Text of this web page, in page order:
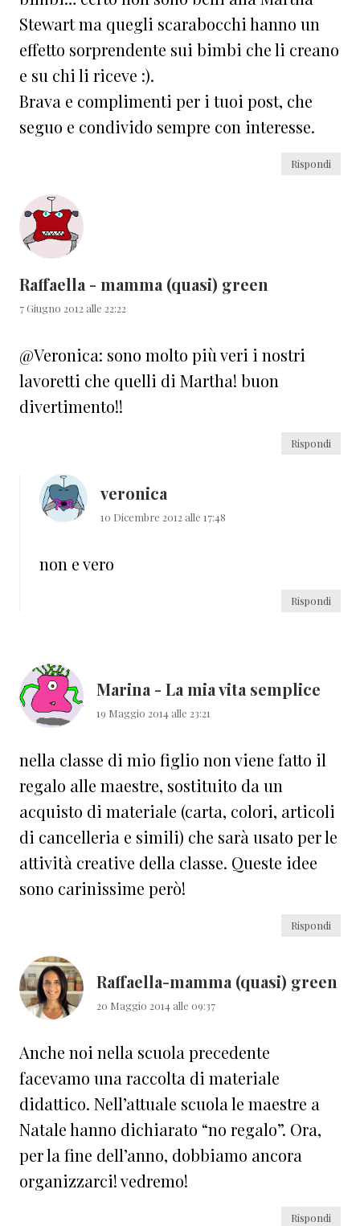
Stewart ma quegli scarabocchi hanno un
effetto sorprendente sui bimbi che li creano
e su chi li riceve :).
Brava e complimenti per i tuoi post, che
seguo e condivido sempre con interesse.
Rispondi
Raffaella - mamma (quasi) green
7 Giugno 2012 alle 22:22
@Veronica: sono molto più veri i nostri
lavoretti che quelli di Martha! buon
divertimento!!
Rispondi
veronica
10 Dicembre 2012 alle 17:48
non e vero
Rispondi
Marina - La mia vita semplice
19 Maggio 2014 alle 23:21
nella classe di mio figlio non viene fatto il
regalo alle maestre, sostituito da un
acquisto di materiale (carta, colori, articoli
di cancelleria e simili) che sarà usato per le
attività creative della classe. Queste idee
sono carinissime però!
Rispondi
Raffaella-mamma (quasi) green
20 Maggio 2014 alle 09:37
Anche noi nella scuola precedente
facevamo una raccolta di materiale
didattico. Nell’attuale scuola le maestre a
Natale hanno dichiarato “no regalo”. Ora,
per la fine dell’anno, dobbiamo ancora
organizzarci! vedremo!
Rispondi